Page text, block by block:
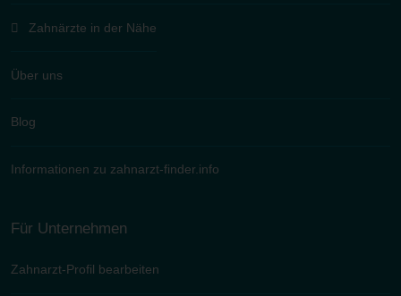
Zahnärzte in der Nähe
Über uns
Blog
Informationen zu zahnarzt-finder.info
Für Unternehmen
Zahnarzt-Profil bearbeiten